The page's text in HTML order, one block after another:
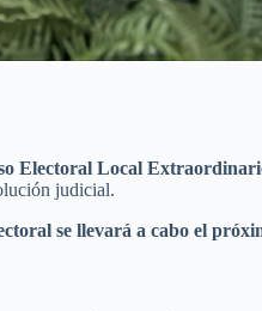
Electoral Local
judicial.
se llevará a cabo el